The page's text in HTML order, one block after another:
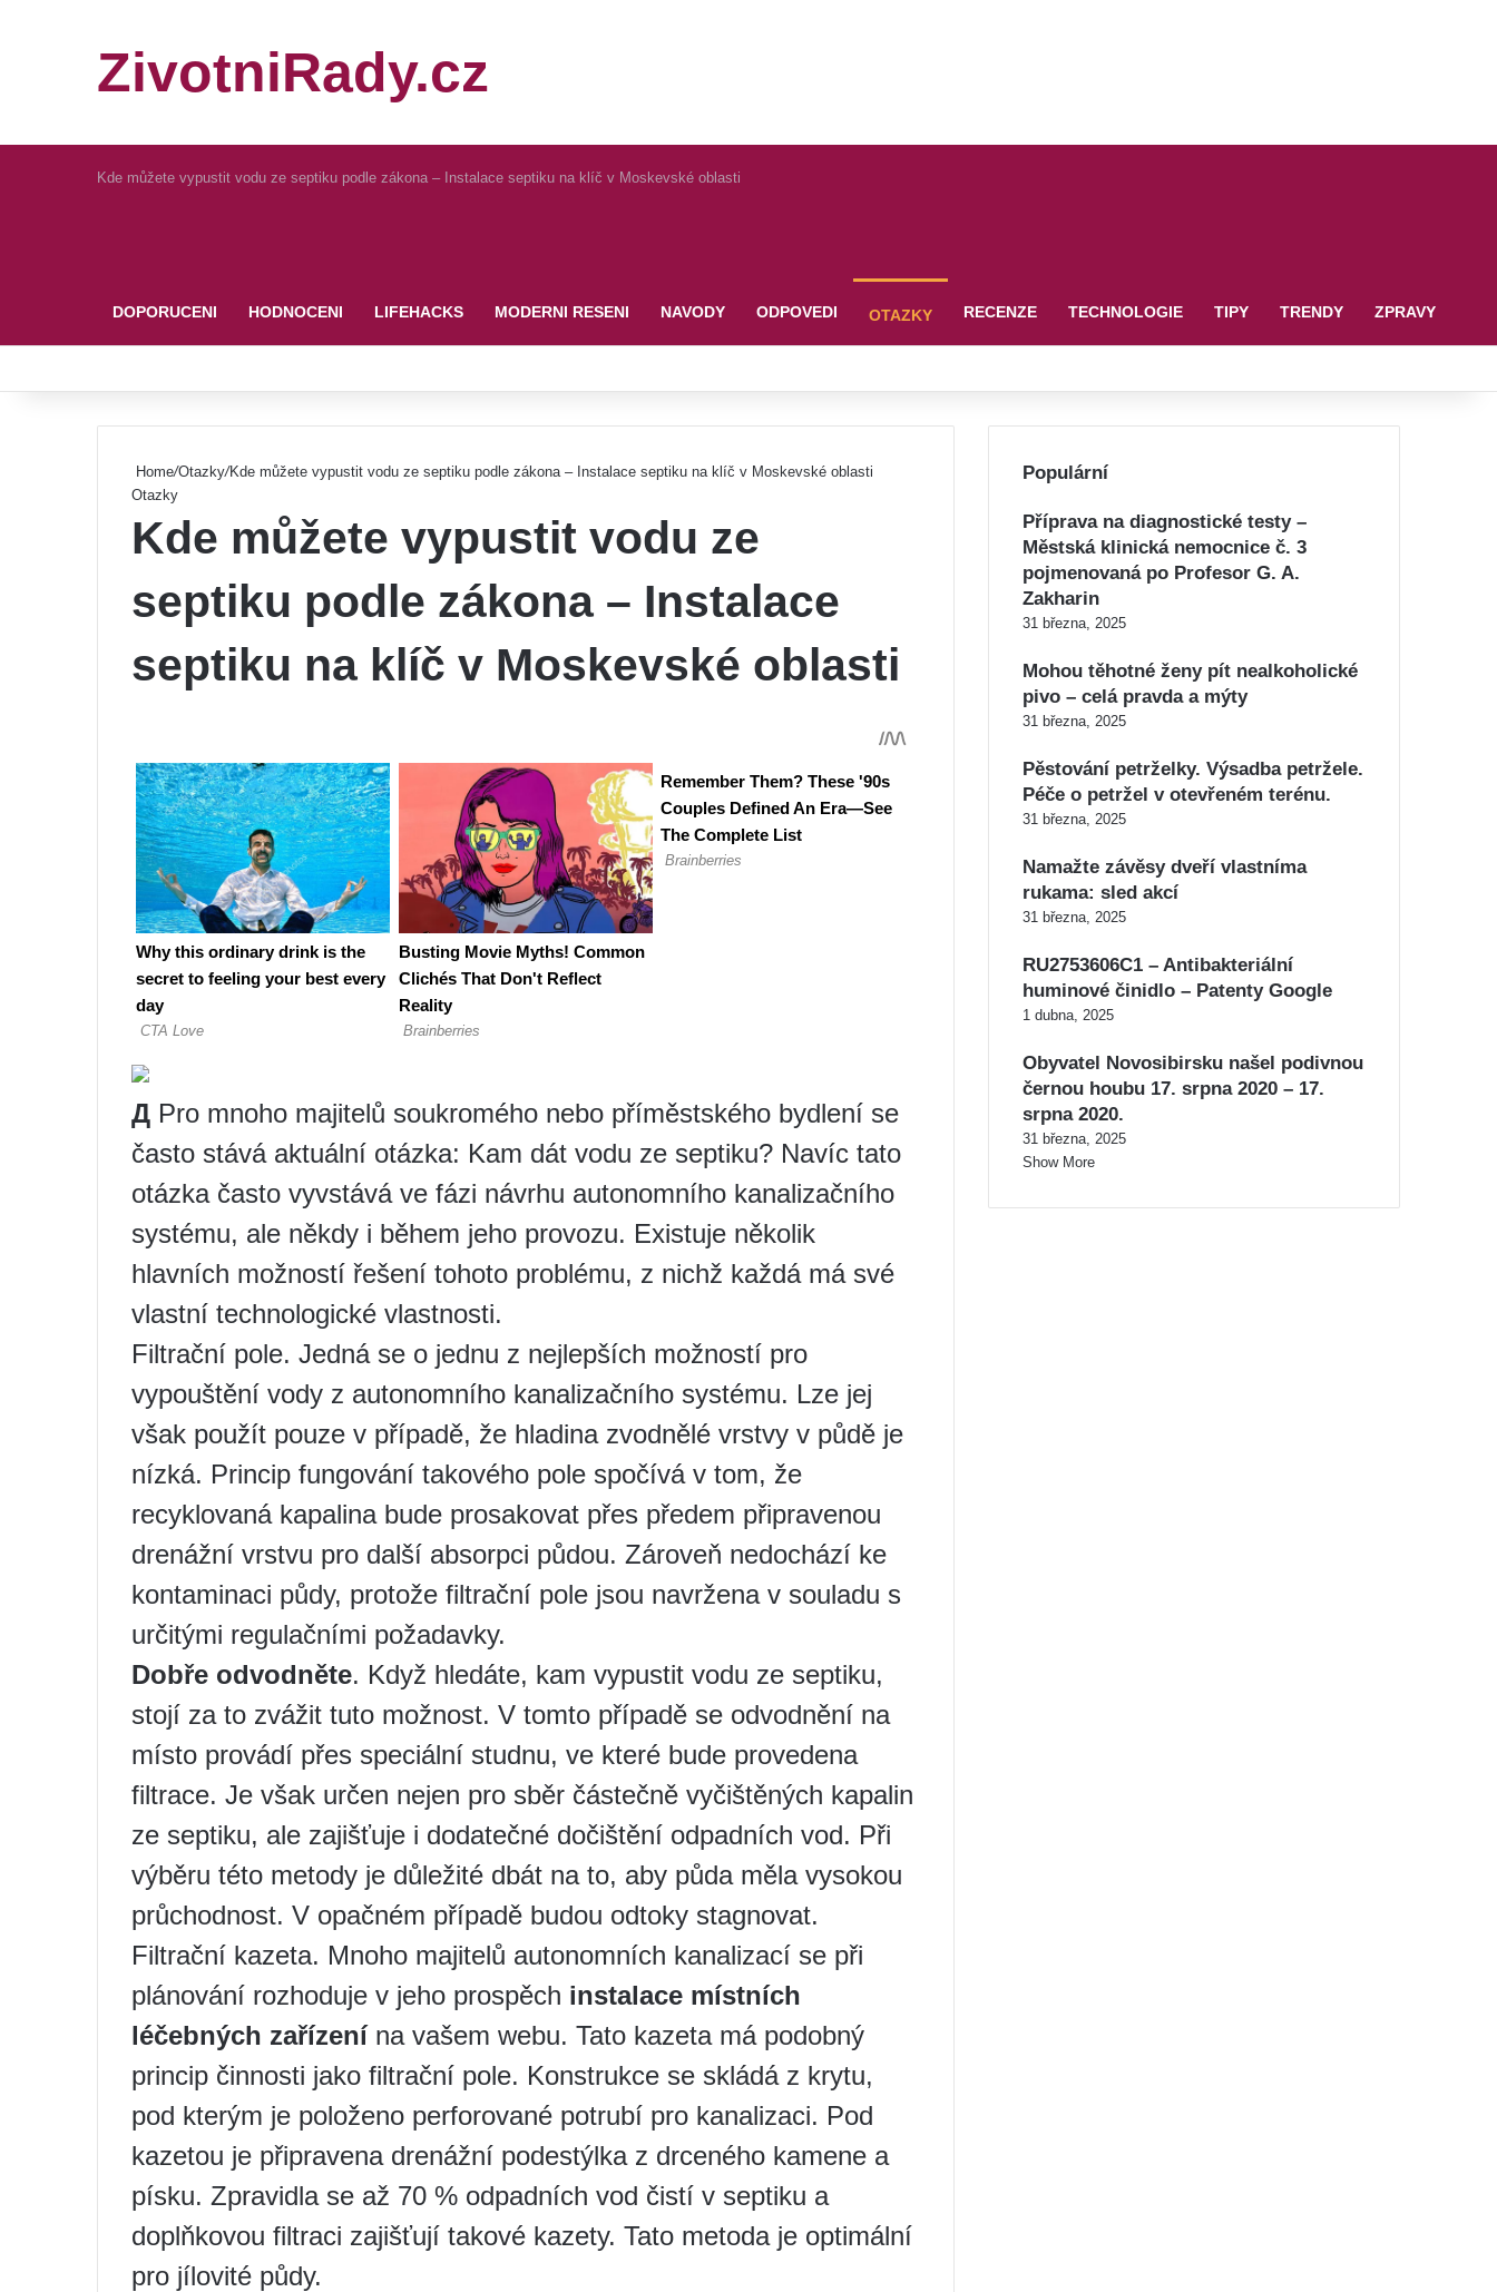
ZivotniRady.cz
Kde můžete vypustit vodu ze septiku podle zákona – Instalace septiku na klíč v Moskevské oblasti
DOPORUCENI HODNOCENI LIFEHACKS MODERNI RESENI NAVODY ODPOVEDI OTAZKY RECENZE TECHNOLOGIE TIPY TRENDY ZPRAVY
Home/Otazky/Kde můžete vypustit vodu ze septiku podle zákona – Instalace septiku na klíč v Moskevské oblasti
Otazky
Kde můžete vypustit vodu ze
septiku podle zákona – Instalace
septiku na klíč v Moskevské oblasti
Д Pro mnoho majitelů soukromého nebo příměstského bydlení se
často stává aktuální otázka: Kam dát vodu ze septiku? Navíc tato
otázka často vyvstává ve fázi návrhu autonomního kanalizačního
systému, ale někdy i během jeho provozu. Existuje několik
hlavních možností řešení tohoto problému, z nichž každá má své
vlastní technologické vlastnosti.
Filtrační pole. Jedná se o jednu z nejlepších možností pro
vypouštění vody z autonomního kanalizačního systému. Lze jej
však použít pouze v případě, že hladina zvodnělé vrstvy v půdě je
nízká. Princip fungování takového pole spočívá v tom, že
recyklovaná kapalina bude prosakovat přes předem připravenou
drenážní vrstvu pro další absorpci půdou. Zároveň nedochází ke
kontaminaci půdy, protože filtrační pole jsou navržena v souladu s
určitými regulačními požadavky.
Dobře odvodněte. Když hledáte, kam vypustit vodu ze septiku,
stojí za to zvážit tuto možnost. V tomto případě se odvodnění na
místo provádí přes speciální studnu, ve které bude provedena
filtrace. Je však určen nejen pro sběr částečně vyčištěných kapalin
ze septiku, ale zajišťuje i dodatečné dočištění odpadních vod. Při
výběru této metody je důležité dbát na to, aby půda měla vysokou
průchodnost. V opačném případě budou odtoky stagnovat.
Filtrační kazeta. Mnoho majitelů autonomních kanalizací se při
plánování rozhoduje v jeho prospěch instalace místních
léčebných zařízenína vašem webu. Tato kazeta má podobný
princip činnosti jako filtrační pole. Konstrukce se skládá z krytu,
pod kterým je položeno perforované potrubí pro kanalizaci. Pod
kazetou je připravena drenážní podestýlka z drceného kamene a
písku. Zpravidla se až 70 % odpadních vod čistí v septiku a
doplňkovou filtraci zajišťují takové kazety. Tato metoda je optimální
pro jílovité půdy.
Populární
Příprava na diagnostické testy –
Městská klinická nemocnice č. 3
pojmenovaná po Profesor G. A.
Zakharin
31 března, 2025
Mohou těhotné ženy pít nealkoholické
pivo – celá pravda a mýty
31 března, 2025
Pěstování petrželky. Výsadba petržele.
Péče o petržel v otevřeném terénu.
31 března, 2025
Namažte závěsy dveří vlastníma
rukama: sled akcí
31 března, 2025
RU2753606C1 – Antibakteriální
huminové činidlo – Patenty Google
1 dubna, 2025
Obyvatel Novosibirsku našel podivnou
černou houbu 17. srpna 2020 – 17.
srpna 2020.
31 března, 2025
Show More